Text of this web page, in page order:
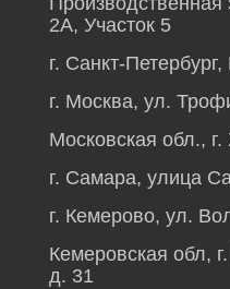
2А, Участок 5
г. Санкт-
г. Москва, ул.
Московская обл.,
г. Самара, улица
г. Кемерово, ул.
Кемеровская обл,
д. 31